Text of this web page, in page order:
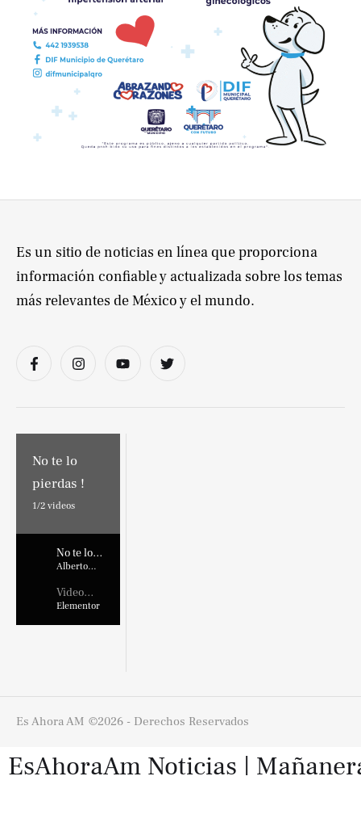
No te lo
pierdas !
1/2 videos
No te lo
pierdas !
Alberto
Video
Placehold
er
Elementor
Es un sitio de noticias en línea que proporciona
información confiable y actualizada sobre los temas
más relevantes de México y el mundo.
Es Ahora AM ©2026 - Derechos Reservados
EsAhoraAm Noticias |